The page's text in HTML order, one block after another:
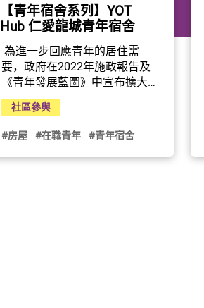
【青年宿舍系列】YOT
Hub 仁愛龍城青年宿舍
為進一步回應青年的居住需
要，政府在2022年施政報告及
《青年發展藍圖》中宣布擴大
青年宿舍計劃，資助非政府機
構租用合適酒店和旅館並將房
間轉作青年宿舍用途。「YOT
Hub仁愛龍城青年宿舍」設於九
龍城沙浦道30-38號的富豪東方
社區參與
#房屋 #在職青年 #青年宿舍